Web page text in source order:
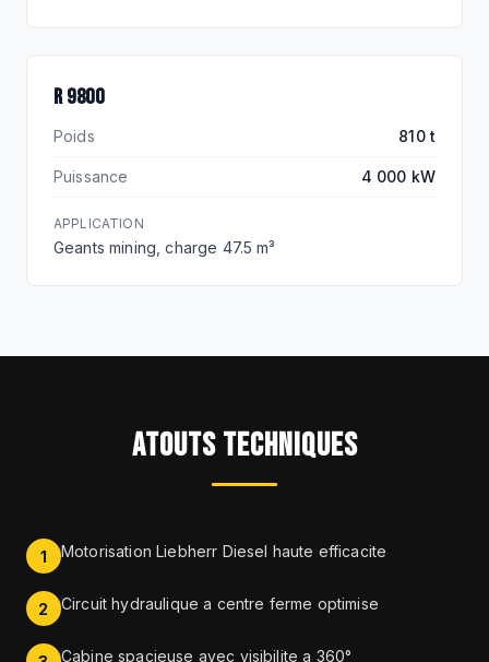
R 9800
Poids 810 t
Puissance 4 000 kW
APPLICATION
Geants mining, charge 47.5 m³
ATOUTS TECHNIQUES
1 Motorisation Liebherr Diesel haute efficacite
2 Circuit hydraulique a centre ferme optimise
Cabine spacieuse avec visibilite a 360°